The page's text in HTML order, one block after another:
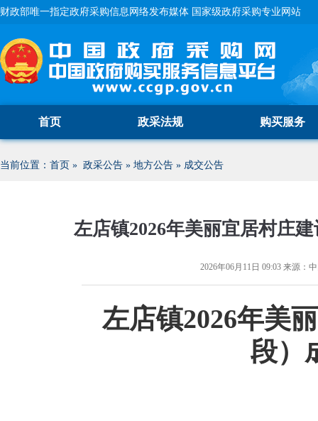
财政部唯一指定政府采购信息网络发布媒体 国家级政府采购专业网站
首页 政采法规 购买服务
当前位置： 首页 » 政采公告 » 地方公告 » 成交公告
左店镇2026年美丽宜居村庄
2026年06月11日 09:03 来源：
左店镇2026年美
段）